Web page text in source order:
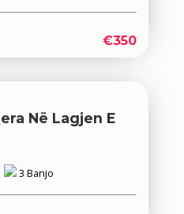
€350
Në Lagjen E
3 Banjo